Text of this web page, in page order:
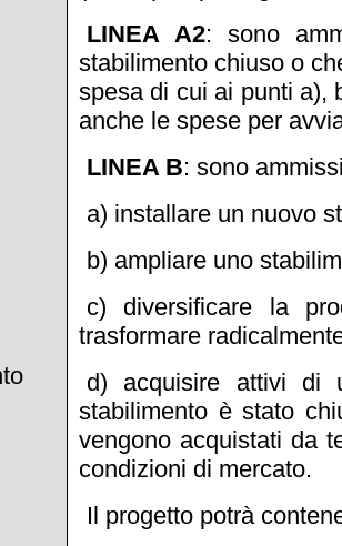
LINEA A2: sono
stabilimento chiuso o
spesa di cui ai punti a),
anche le spese per
LINEA B: sono
a) installare un nuovo
b) ampliare uno
c) diversificare la
trasformare
d) acquisire attivi di
stabilimento è stato
vengono acquistati da
condizioni di mercato.
Il progetto potrà